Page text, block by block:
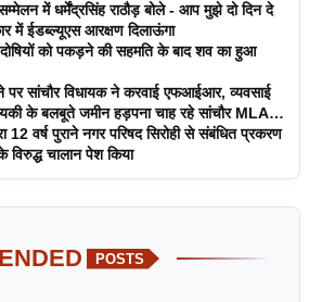
में धर्मेंद्रसिंह राठौड़ बोले - आप मुझे दो दिन दे
में ईडब्ल्यूएस आरक्षण दिलाऊंगा
दोषियों को पकड़ने की सहमति के बाद शव का हुआ
पर सांचौर विधायक ने करवाई एफआईआर, व्यवसाई
के बलबूते जमीन हड़पना चाह रहे सांचौर MLA
12 वर्ष पुराने नगर परिषद सिरोही से संबंधित प्रकरण
विरुद्ध चालान पेश किया
POSTS